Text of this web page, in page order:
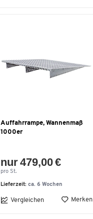
Auffahrrampe, Wannenmaß
1000er
nur 479,00 €
pro St.
Lieferzeit: ca. 6 Wochen
Vergleichen Merken